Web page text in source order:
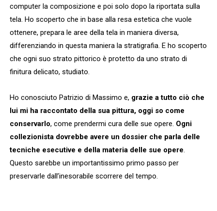
computer la composizione e poi solo dopo la riportata sulla
tela. Ho scoperto che in base alla resa estetica che vuole
ottenere, prepara le aree della tela in maniera diversa,
differenziando in questa maniera la stratigrafia. E ho scoperto
che ogni suo strato pittorico è protetto da uno strato di
finitura delicato, studiato.
Ho conosciuto Patrizio di Massimo e, grazie a tutto ciò che
lui mi ha raccontato della sua pittura, oggi so come
conservarlo, come prendermi cura delle sue opere. Ogni
collezionista dovrebbe avere un dossier che parla delle
tecniche esecutive e della materia delle sue opere
Questo sarebbe un importantissimo primo passo per
preservarle dall’inesorabile scorrere del tempo.